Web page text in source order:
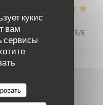
кукис
вам
сервисы
5/5 5/5
ook erg verzorgd uit.